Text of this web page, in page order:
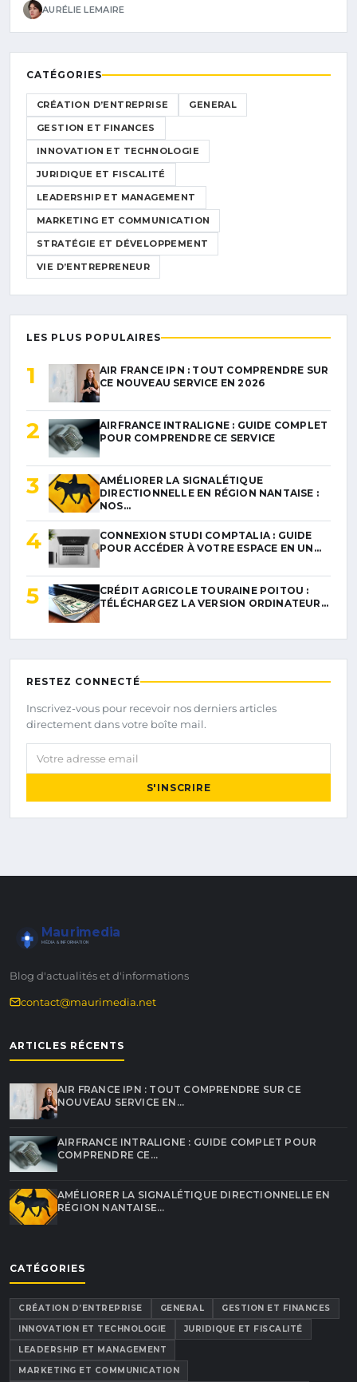
AURÉLIE LEMAIRE
CATÉGORIES
CRÉATION D’ENTREPRISE GENERAL
GESTION ET FINANCES
INNOVATION ET TECHNOLOGIE
JURIDIQUE ET FISCALITÉ
LEADERSHIP ET MANAGEMENT
MARKETING ET COMMUNICATION
STRATÉGIE ET DÉVELOPPEMENT
VIE D’ENTREPRENEUR
LES PLUS POPULAIRES
1
AIR FRANCE IPN : TOUT COMPRENDRE SUR
CE NOUVEAU SERVICE EN 2026
2
AIRFRANCE INTRALIGNE : GUIDE COMPLET
POUR COMPRENDRE CE SERVICE
3
AMÉLIORER LA SIGNALÉTIQUE
DIRECTIONNELLE EN RÉGION NANTAISE :
NOS…
4
CONNEXION STUDI COMPTALIA : GUIDE
POUR ACCÉDER À VOTRE ESPACE EN UN…
5
CRÉDIT AGRICOLE TOURAINE POITOU :
TÉLÉCHARGEZ LA VERSION ORDINATEUR…
RESTEZ CONNECTÉ
Inscrivez-vous pour recevoir nos derniers articles
directement dans votre boîte mail.
Votre adresse email
S'INSCRIRE
Maurimedia
MÉDIA & INFORMATION
Blog d'actualités et d'informations
contact@maurimedia.net
ARTICLES RÉCENTS
AIR FRANCE IPN : TOUT COMPRENDRE SUR CE
NOUVEAU SERVICE EN…
AIRFRANCE INTRALIGNE : GUIDE COMPLET POUR
COMPRENDRE CE…
AMÉLIORER LA SIGNALÉTIQUE DIRECTIONNELLE EN
RÉGION NANTAISE…
CATÉGORIES
CRÉATION D’ENTREPRISE GENERAL
GESTION ET FINANCES
INNOVATION ET TECHNOLOGIE
JURIDIQUE ET FISCALITÉ
LEADERSHIP ET MANAGEMENT
MARKETING ET COMMUNICATION